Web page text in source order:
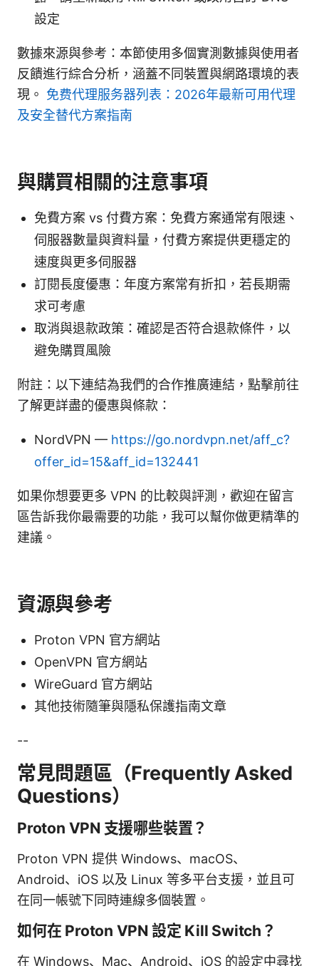
設定
數據來源與參考：本節使用多個實測數據與使用者
反饋進行綜合分析，涵蓋不同裝置與網路環境的表
現。 免费代理服务器列表：2026年最新可用代理
及安全替代方案指南
與購買相關的注意事項
免費方案 vs 付費方案：免費方案通常有限速、
伺服器數量與資料量，付費方案提供更穩定的
速度與更多伺服器
訂閱長度優惠：年度方案常有折扣，若長期需
求可考慮
取消與退款政策：確認是否符合退款條件，以
避免購買風險
附註：以下連結為我們的合作推廣連結，點擊前往
了解更詳盡的優惠與條款：
NordVPN — https://go.nordvpn.net/aff_c?
offer_id=15&aff_id=132441
如果你想要更多 VPN 的比較與評測，歡迎在留言
區告訴我你最需要的功能，我可以幫你做更精準的
建議。
資源與參考
Proton VPN 官方網站
OpenVPN 官方網站
WireGuard 官方網站
其他技術隨筆與隱私保護指南文章
--
常見問題區（Frequently Asked
Questions）
Proton VPN 支援哪些裝置？
Proton VPN 提供 Windows、macOS、
Android、iOS 以及 Linux 等多平台支援，並且可
在同一帳號下同時連線多個裝置。
如何在 Proton VPN 設定 Kill Switch？
在 Windows、Mac、Android、iOS 的設定中尋找